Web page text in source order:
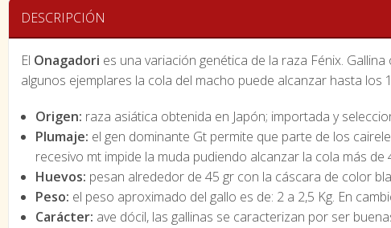
DESCRIPCIÓN
El Onagadori es una variación genética de la raza Fénix.
algunos ejemplares la cola del macho puede alcanzar hasta los
Origen: raza asiática obtenida en Japón; importada y
Plumaje: el gen dominante Gt permite que parte de los
recesivo mt impide la muda pudiendo alcanzar la cola más de
Huevos: pesan alrededor de 45 gr con la cáscara de color
Peso: el peso aproximado del gallo es de: 2 a 2,5 Kg. En
Carácter: ave dócil, las gallinas se caracterizan por ser